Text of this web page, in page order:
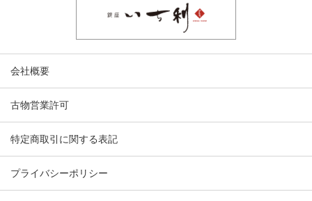
会社概要
古物営業許可
特定商取引に関する表記
プライバシーポリシー